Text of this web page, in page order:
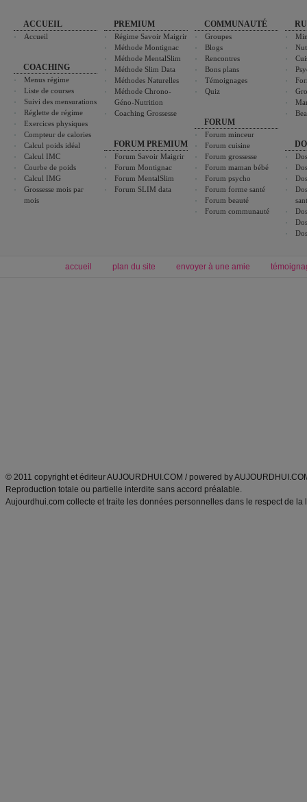
ACCUEIL
Accueil
COACHING
Menus régime
Liste de courses
Suivi des mensurations
Réglette de régime
Exercices physiques
Compteur de calories
Calcul poids idéal
Calcul IMC
Courbe de poids
Calcul IMG
Grossesse mois par
mois
PREMIUM
Régime Savoir Maigrir
Méthode Montignac
Méthode MentalSlim
Méthode Slim Data
Méthodes Naturelles
Méthode Chrono-
Géno-Nutrition
Coaching Grossesse
FORUM PREMIUM
Forum Savoir Maigrir
Forum Montignac
Forum MentalSlim
Forum SLIM data
COMMUNAUTÉ
Groupes
Blogs
Rencontres
Bons plans
Témoignages
Quiz
FORUM
Forum minceur
Forum cuisine
Forum grossesse
Forum maman bébé
Forum psycho
Forum forme santé
Forum beauté
Forum communauté
accueil plan du site envoyer à une amie
© 2011 copyright et éditeur AUJOURDHUI.COM / powered by
Reproduction totale ou partielle interdite sans accord préalable.
Aujourdhui.com collecte et traite les données personnelles dans le respect de